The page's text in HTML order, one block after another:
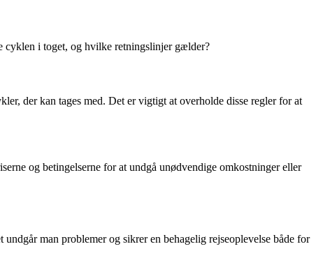
cyklen i toget, og hvilke retningslinjer gælder?
der kan tages med. Det er vigtigt at overholde disse regler for at
og betingelserne for at undgå unødvendige omkostninger eller
man problemer og sikrer en behagelig rejseoplevelse både for